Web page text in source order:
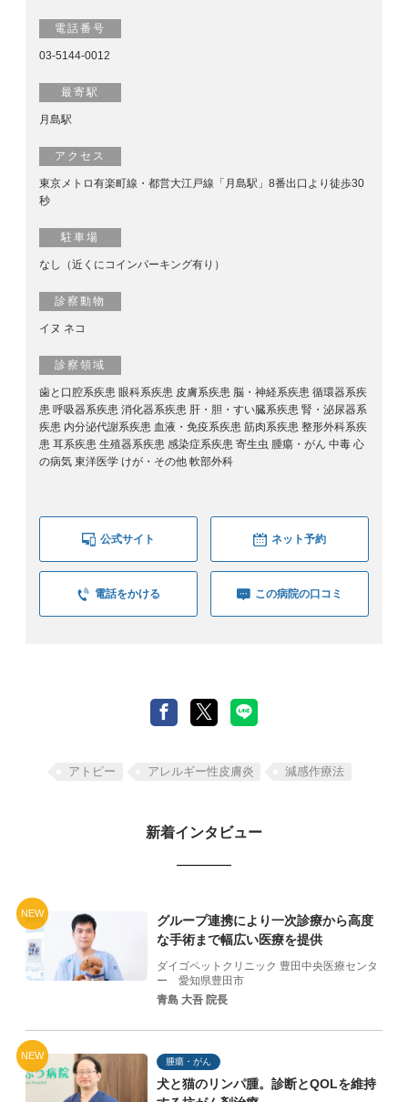
電話番号
03-5144-0012
最寄駅
月島駅
アクセス
東京メトロ有楽町線・都営大江戸線「月島駅」8番出口より徒歩30
秒
駐車場
なし（近くにコインパーキング有り）
診察動物
イヌ ネコ
診察領域
歯と口腔系疾患 眼科系疾患 皮膚系疾患 脳・神経系疾患 循環器系疾
患 呼吸器系疾患 消化器系疾患 肝・胆・すい臓系疾患 腎・泌尿器系
疾患 内分泌代謝系疾患 血液・免疫系疾患 筋肉系疾患 整形外科系疾
患 耳系疾患 生殖器系疾患 感染症系疾患 寄生虫 腫瘍・がん 中毒 心
の病気 東洋医学 けが・その他 軟部外科
公式サイト ネット予約
電話をかける この病院の口コミ
アトピー アレルギー性皮膚炎 減感作療法
新着インタビュー
NEW
グループ連携により一次診療から高度
な手術まで幅広い医療を提供
ダイゴペットクリニック 豊田中央医療センタ
ー 愛知県豊田市
青島 大吾 院長
NEW
腫瘍・がん
犬と猫のリンパ腫。診断とQOLを維持